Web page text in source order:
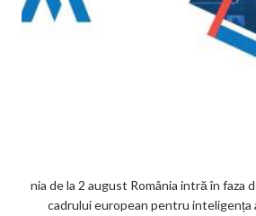
nia de la 2 august România intră în faza
cadrului european pentru inteligența